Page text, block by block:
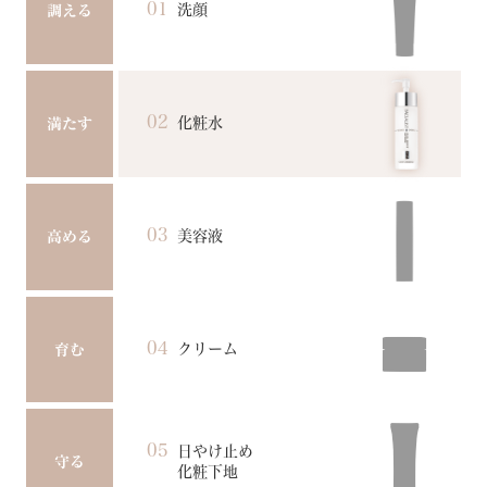
調える 01 洗顔
満たす 02 化粧水
高める 03 美容液
育む 04 クリーム
守る
05
日やけ止め
化粧下地